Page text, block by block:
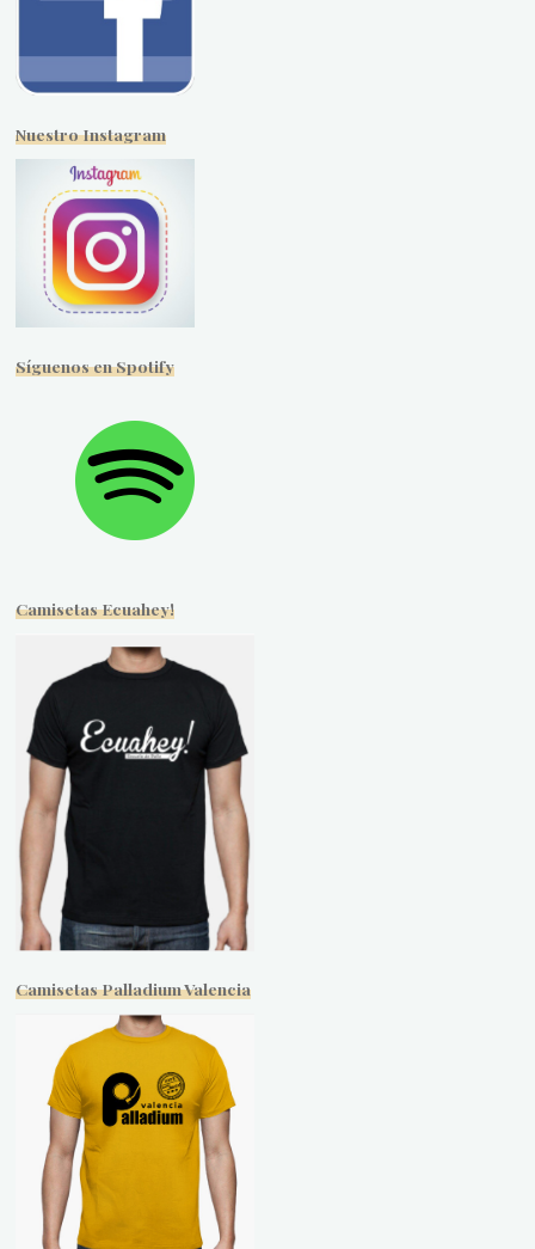
Nuestro Instagram
Síguenos en Spotify
Camisetas Ecuahey!
Camisetas Palladium Valencia